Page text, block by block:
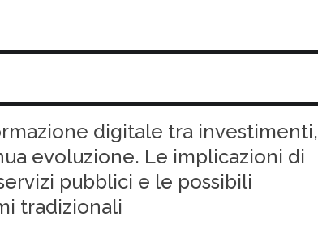
digitale tra investimenti,
evoluzione. Le implicazioni di
pubblici e le possibili
tradizionali